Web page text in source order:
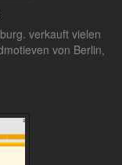
verkauft vielen
von Berlin,